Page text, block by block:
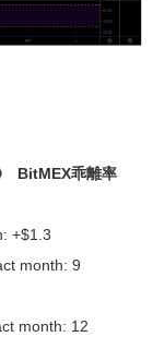
BitMEX乖離率
+$1.3
month: 9
month: 12